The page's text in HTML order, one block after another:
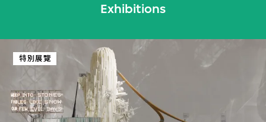
Exhibitions
特別展覽